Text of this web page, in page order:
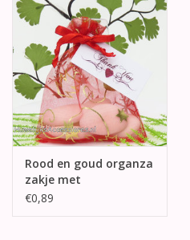
Rood en goud organza
zakje met
bruidssuikers
€0,89